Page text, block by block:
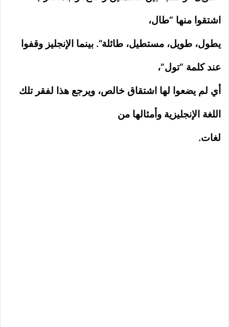
اشتقوا منها “طال،
يطول، طويل، مستطيل، طائلة”. بينما الإنجليز وقفوا
عند كلمة “تول”،
أي لم يضعوا لها اشتقاق خالص، ويرجع هذا لفقر تلك
اللغة الإنجليزية وأمثالها من
لغات.